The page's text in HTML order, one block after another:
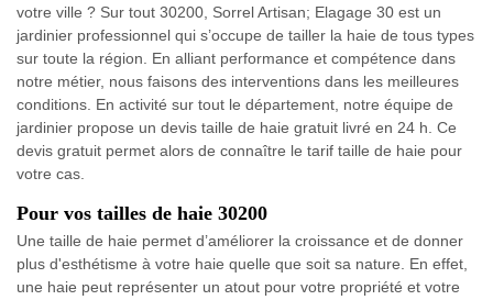
votre ville ? Sur tout 30200, Sorrel Artisan; Elagage 30 est un
jardinier professionnel qui s’occupe de tailler la haie de tous types
sur toute la région. En alliant performance et compétence dans
notre métier, nous faisons des interventions dans les meilleures
conditions. En activité sur tout le département, notre équipe de
jardinier propose un devis taille de haie gratuit livré en 24 h. Ce
devis gratuit permet alors de connaître le tarif taille de haie pour
votre cas.
Pour vos tailles de haie 30200
Une taille de haie permet d’améliorer la croissance et de donner
plus d'esthétisme à votre haie quelle que soit sa nature. En effet,
une haie peut représenter un atout pour votre propriété et votre